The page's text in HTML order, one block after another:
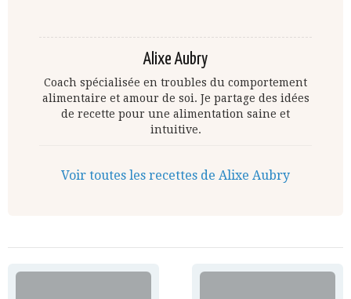
Alixe Aubry
Coach spécialisée en troubles du comportement
alimentaire et amour de soi. Je partage des idées
de recette pour une alimentation saine et
intuitive.
Voir toutes les recettes de Alixe Aubry